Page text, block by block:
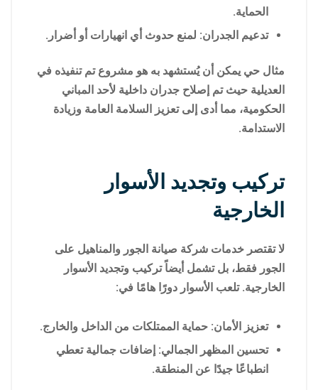
الحماية.
تدعيم الجدران: لمنع حدوث أي انهيارات أو أضرار.
مثال حي يمكن أن يُستشهد به هو مشروع تم تنفيذه في
العديلية حيث تم إصلاح جدران داخلية لأحد المباني
الحكومية، مما أدى إلى تعزيز السلامة العامة وزيادة
الاستدامة.
تركيب وتجديد الأسوار
الخارجية
لا تقتصر خدمات شركة صيانة الجور والمناهيل على
الجور فقط، بل تشمل أيضاً تركيب وتجديد الأسوار
الخارجية. تلعب الأسوار دورًا هامًا في:
تعزيز الأمان: حماية الممتلكات من الداخل والخارج.
تحسين المظهر الجمالي: إضافات جمالية تعطي
انطباعًا جيدًا عن المنطقة.